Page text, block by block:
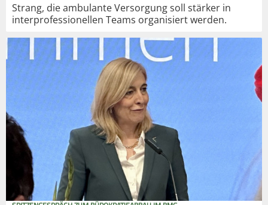
Strang, die ambulante Versorgung soll stärker in
interprofessionellen Teams organisiert werden.